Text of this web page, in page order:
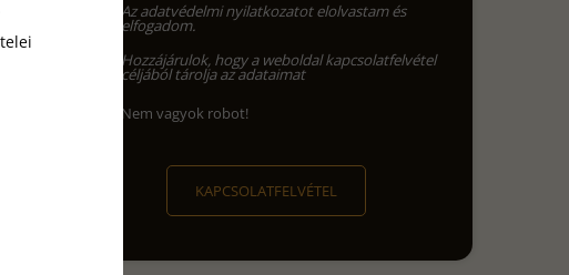
Azadatvédelmi nyilatkozatot elolvastam és
elfogadom.
Hozzájárulok, hogy a weboldal kapcsolatfelvétel
céljából tárolja az adataimat
Nem vagyok robot!
KAPCSOLATFELVÉTEL